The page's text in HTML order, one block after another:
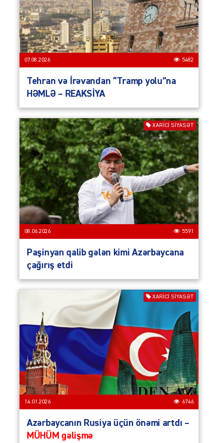
07.08.2026 5482
Tehran və İrəvandan “Tramp yolu”na
HƏMLƏ – REAKSİYA
XARİCİ SİYASƏT
08.06.2026 5591
Paşinyan qalib gələn kimi Azərbaycana
çağırış etdi
XARİCİ SİYASƏT
14.01.2026 6746
Azərbaycanın Rusiya üçün önəmi artdı –
MÜHÜM gəlişmə